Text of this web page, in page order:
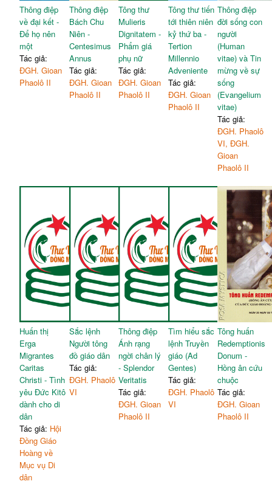
Thông điệp
về đại kết -
Để họ nên
một
Tác giả:
ĐGH. Gioan
Phaolô II
Thông điệp
Bách Chu
Niên -
Centesimus
Annus
Tác giả:
ĐGH. Gioan
Phaolô II
Tông thư
Mulieris
Dignitatem -
Phẩm giá
phụ nữ
Tác giả:
ĐGH. Gioan
Phaolô II
Tông thư tiến
tới thiên niên
kỷ thứ ba -
Tertion
Millennio
Adveniente
Tác giả:
ĐGH. Gioan
Phaolô II
Thông điệp
đời sống con
người
(Human
vitae) và Tin
mừng về sự
sống
(Evangelium
vitae)
Tác giả:
ĐGH. Phaolô
VI, ĐGH.
Gioan
Phaolô II
Huấn thị
Erga
Migrantes
Caritas
Christi - Tình
yêu Đức Kitô
dành cho di
dân
Tác giả: Hội
Đồng Giáo
Hoàng về
Mục vụ Di
dân
Sắc lệnh
Người tông
đồ giáo dân
Tác giả:
ĐGH. Phaolô
VI
Thông điệp
Ánh rạng
ngời chân lý
- Splendor
Veritatis
Tác giả:
ĐGH. Gioan
Phaolô II
Tìm hiểu sắc
lệnh Truyền
giáo (Ad
Gentes)
Tác giả:
ĐGH. Phaolô
VI
Tông huấn
Redemptionis
Donum -
Hồng ân cứu
chuộc
Tác giả:
ĐGH. Gioan
Phaolô II